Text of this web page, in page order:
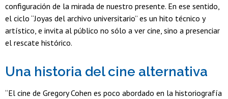
configuración de la mirada de nuestro presente. En ese sentido,
el ciclo “Joyas del archivo universitario” es un hito técnico y
artístico, e invita al público no sólo a ver cine, sino a presenciar
el rescate histórico.
Una historia del cine alternativa
“El cine de Gregory Cohen es poco abordado en la historiografía